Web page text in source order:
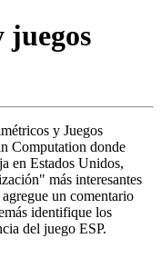
juegos
y Juegos
Computation donde
en Estados Unidos,
más interesantes
un comentario
identifique los
del juego ESP.